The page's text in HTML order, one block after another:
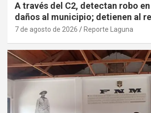
A través del C2, detectan robo
daños al municipio; detienen al
7 de agosto de 2026 Reporte Laguna